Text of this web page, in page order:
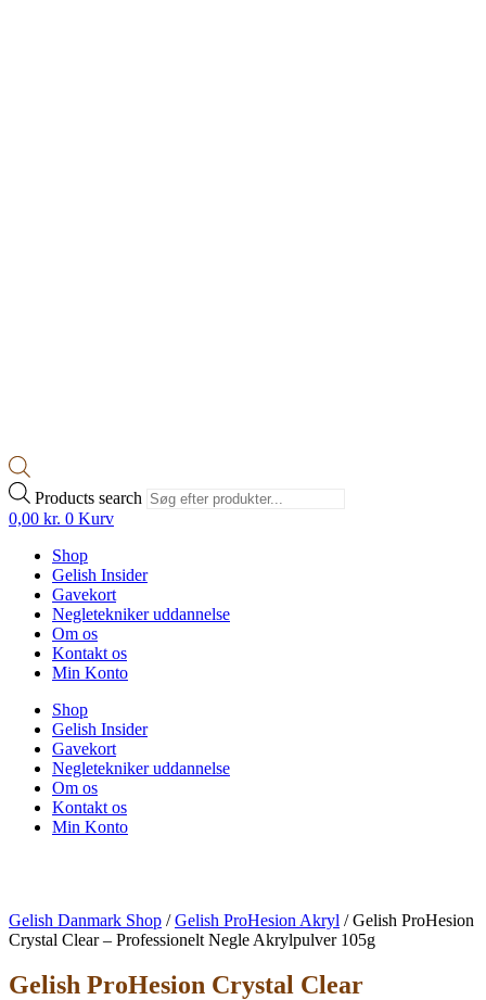
Products search
0,00 kr. 0 Kurv
Shop
Gelish Insider
Gavekort
Negletekniker uddannelse
Om os
Kontakt os
Min Konto
Shop
Gelish Insider
Gavekort
Negletekniker uddannelse
Om os
Kontakt os
Min Konto
Gelish Danmark Shop /Gelish ProHesion Akryl /Gelish ProHesion
Crystal Clear – Professionelt Negle Akrylpulver 105g
Gelish ProHesion Crystal Clear